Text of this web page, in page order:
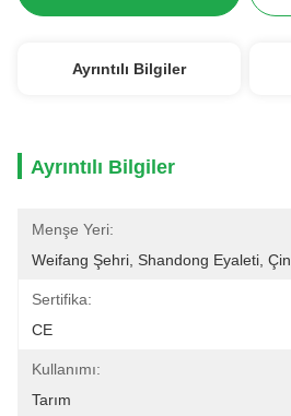
Ayrıntılı Bilgiler
Ayrıntılı Bilgiler
Menşe Yeri:
Weifang Şehri, Shandong Eyaleti, Çin
Sertifika:
CE
Kullanımı:
Tarım